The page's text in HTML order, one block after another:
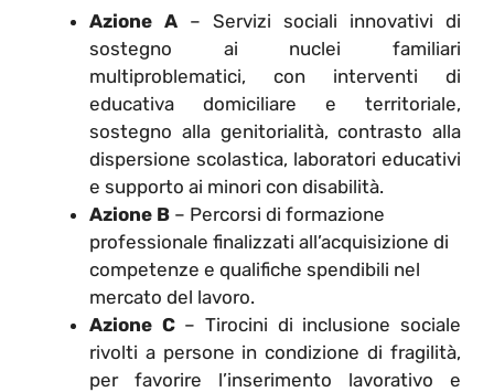
Azione A – Servizi sociali innovativi di
sostegno ai nuclei familiari
multiproblematici, con interventi di
educativa domiciliare e territoriale,
sostegno alla genitorialità, contrasto alla
dispersione scolastica, laboratori educativi
e supporto ai minori con disabilità.
Azione B – Percorsi di formazione
professionale finalizzati all’acquisizione di
competenze e qualifiche spendibili nel
mercato del lavoro.
Azione C– Tirocini di inclusione sociale
rivolti a persone in condizione di fragilità,
per favorire l’inserimento lavorativo e